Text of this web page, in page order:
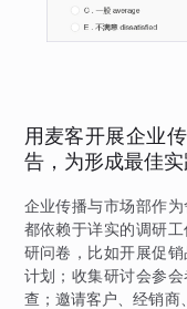
用麦客开展企业
告，为形成最佳
企业传播与市场部作
都依赖于详实的调研
研问卷，比如开展促
计划；收集研讨会参
查；邀请客户、经销